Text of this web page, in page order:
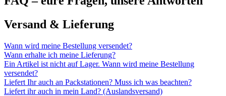
Versand & Lieferung
Wann wird meine Bestellung versendet?
Wann erhalte ich meine Lieferung?
Ein Artikel ist nicht auf Lager. Wann wird meine Bestellung
versendet?
Liefert Ihr auch an Packstationen? Muss ich was beachten?
Liefert ihr auch in mein Land? (Auslandsversand)